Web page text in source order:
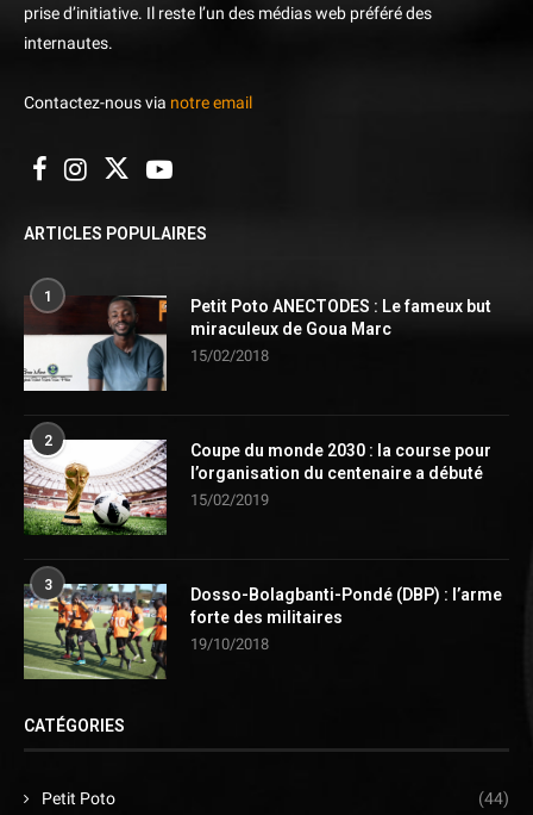
prise d’initiative. Il reste l’un des médias web préféré des
internautes.
Contactez-nous via notre email
ARTICLES POPULAIRES
1
Petit Poto ANECTODES : Le fameux but
miraculeux de Goua Marc
15/02/2018
2
Coupe du monde 2030 : la course pour
l’organisation du centenaire a débuté
15/02/2019
3
Dosso-Bolagbanti-Pondé (DBP) : l’arme
forte des militaires
19/10/2018
CATÉGORIES
Petit Poto (44)